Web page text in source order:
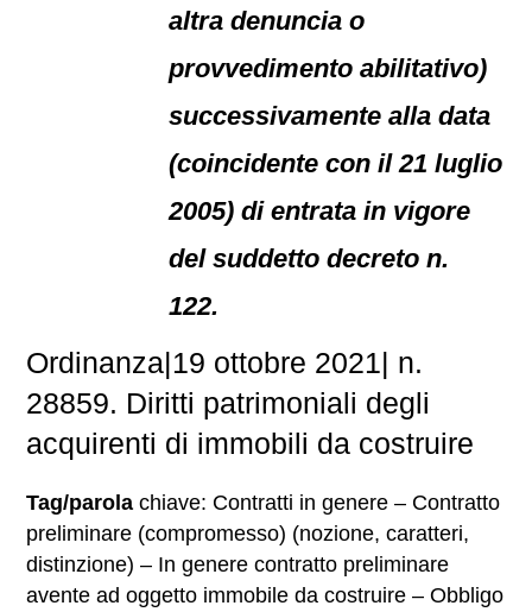
altra denuncia o
provvedimento abilitativo)
successivamente alla data
(coincidente con il 21 luglio
2005) di entrata in vigore
del suddetto decreto n.
122.
Ordinanza|19 ottobre 2021| n.
28859. Diritti patrimoniali degli
acquirenti di immobili da costruire
Tag/parola chiave: Contratti in genere – Contratto
preliminare (compromesso) (nozione, caratteri,
distinzione) – In genere contratto preliminare
avente ad oggetto immobile da costruire – Obbligo